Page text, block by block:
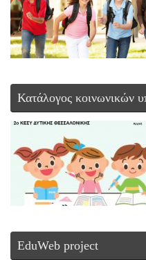
Κατάλογος κοινωνικών
EduWeb project